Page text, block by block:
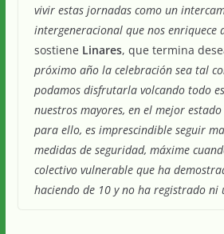
vivir estas jornadas como un
intergeneracional que nos enriquece
sostiene Linares, que termina
próximo año la celebración sea tal
podamos disfrutarla volcando todo
nuestros mayores, en el mejor
para ello, es imprescindible seguir
medidas de seguridad, máxime
colectivo vulnerable que ha
haciendo de 10 y no ha registrado ni